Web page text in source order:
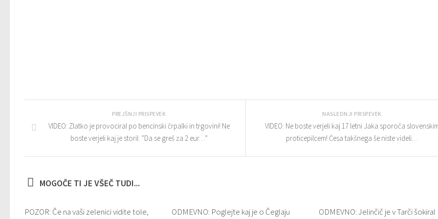
NASLEDNJI PRISPEVEK
VIDEO: Ne boste verjeli kaj 17 letni Jaka sporoča
proticepilcem! Česa takšnega še niste videli…
PREJŠNJI PRISPEVEK
VIDEO: Zlatko je provociral po bencinski črpalki in trgovini! Ne
boste verjeli kaj je storil: ”Da se greš za 2 eur…”
MOGOČE TI JE VŠEČ TUDI...
POZOR: Če na vaši zelenici vidite tole,
ODMEVNO: Poglejte kaj je o Čeglaju
ODMEVNO: Jelinčič je v Tarči šokiral